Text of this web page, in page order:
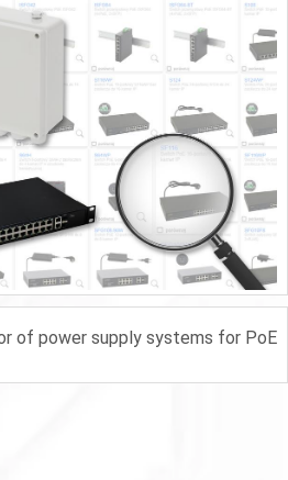
of power supply systems for PoE